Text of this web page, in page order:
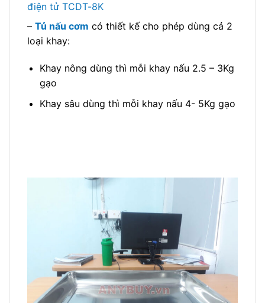
điện tử TCDT-8K
– Tủ nấu cơm có thiết kế cho phép dùng cả 2
loại khay:
Khay nông dùng thì mỗi khay nấu 2.5 – 3Kg
gạo
Khay sâu dùng thì mỗi khay nấu 4- 5Kg gạo